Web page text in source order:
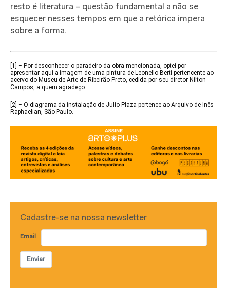
resto é literatura – questão fundamental a não se
esquecer nesses tempos em que a retórica impera
sobre a forma.
[1]
– Por desconhecer o paradeiro da obra mencionada, optei por
apresentar aqui a imagem de uma pintura de Leonello Berti pertencente ao
acervo do Museu de Arte de Ribeirão Preto, cedida por seu diretor Nilton
Campos, a quem agradeço.
[2] – O diagrama da instalação de Julio Plaza pertence ao Arquivo de Inês
Raphaelian, São Paulo.
Cadastre-se na nossa newsletter
Email
Enviar